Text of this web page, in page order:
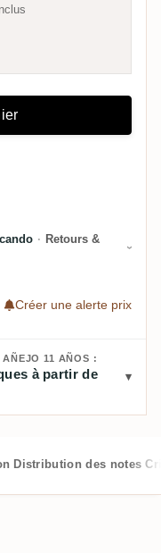
· Retours &
Créer une alerte prix
11 AÑOS :
à partir de
Distribution des notes